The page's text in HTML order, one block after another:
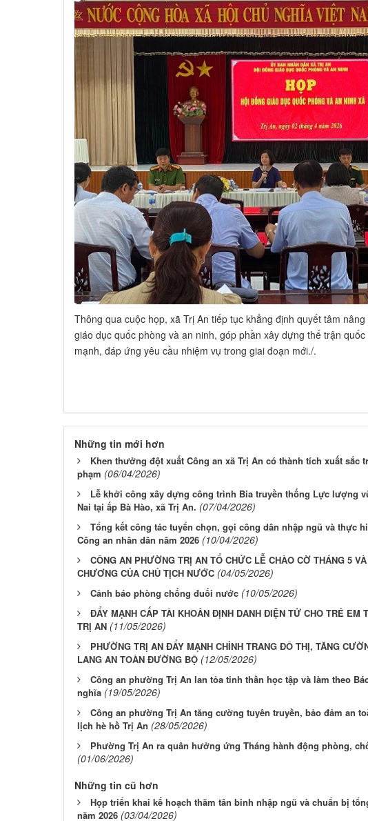
Thông qua cuộc họp, xã Trị An tiếp tục khẳng định quyết tâm
giáo dục quốc phòng và an ninh, góp phần xây dựng thế trận
mạnh, đáp ứng yêu cầu nhiệm vụ trong giai đoạn mới./.
Những tin mới hơn
Khen thưởng đột xuất Công an xã Trị An có thành tích xuất sắc
phạm (06/04/2026)
Lễ khởi công xây dựng công trình Bia truyền thống Lực lượng
Nai tại ấp Bà Hào, xã Trị An. (07/04/2026)
Tổng kết công tác tuyển chọn, gọi công dân nhập ngũ và thực
Công an nhân dân năm 2026 (10/04/2026)
CÔNG AN PHƯỜNG TRỊ AN TỔ CHỨC LỄ CHÀO CỜ THÁNG 5
CHƯƠNG CỦA CHỦ TỊCH NƯỚC (04/05/2026)
Cảnh báo phòng chống đuối nước (10/05/2026)
ĐẨY MẠNH CẤP TÀI KHOẢN ĐỊNH DANH ĐIỆN TỬ CHO TRẺ EM
TRỊ AN (11/05/2026)
PHƯỜNG TRỊ AN ĐẨY MẠNH CHỈNH TRANG ĐÔ THỊ, TĂNG
LANG AN TOÀN ĐƯỜNG BỘ (12/05/2026)
Công an phường Trị An lan tỏa tinh thần học tập và làm theo
nghĩa (19/05/2026)
Công an phường Trị An tăng cường tuyên truyền, bảo đảm an
lịch hè hồ Trị An (28/05/2026)
Phường Trị An ra quân hưởng ứng Tháng hành động phòng,
(01/06/2026)
Những tin cũ hơn
Họp triển khai kế hoạch thăm tân binh nhập ngũ và chuẩn bị
năm 2026 (03/04/2026)